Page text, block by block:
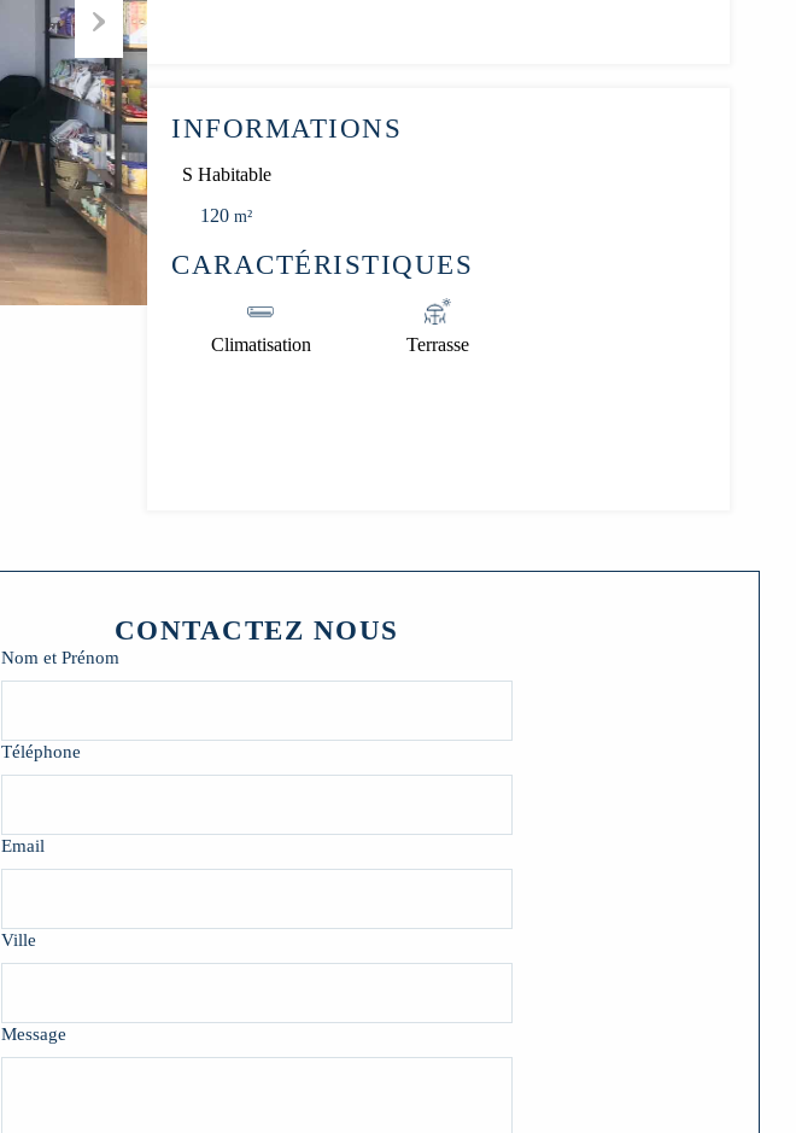
Next
INFORMATIONS
S Habitable
120m²
CARACTÉRISTIQUES
Climatisation Terrasse
CONTACTEZ NOUS
Nom et Prénom
Téléphone
Email
Ville
Message